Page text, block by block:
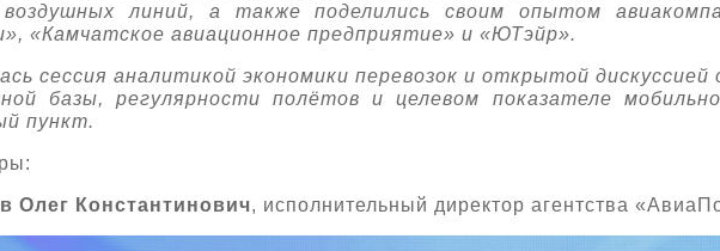
линий, а также поделились своим опытом
«Камчатское авиационное предприятие» и «ЮТэйр».
сессия аналитикой экономики перевозок и открытой
базы, регулярности полётов и целевом показателе
пункт.
Олег Константинович, исполнительный директор агентства